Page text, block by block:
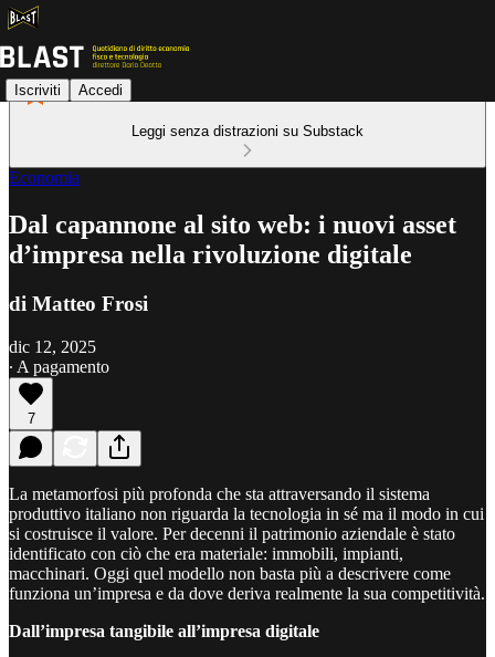
Iscriviti Accedi
Leggi senza distrazioni su Substack
Economia
Dal capannone al sito web: i nuovi asset
d’impresa nella rivoluzione digitale
di Matteo Frosi
dic 12, 2025
∙ A pagamento
7
La metamorfosi più profonda che sta attraversando il sistema
produttivo italiano non riguarda la tecnologia in sé ma il modo in cui
si costruisce il valore. Per decenni il patrimonio aziendale è stato
identificato con ciò che era materiale: immobili, impianti,
macchinari. Oggi quel modello non basta più a descrivere come
funziona un’impresa e da dove deriva realmente la sua competitività.
Dall’impresa tangibile all’impresa digitale